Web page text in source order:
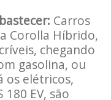
Carros
Corolla Híbrido,
chegando
gasolina, ou
os elétricos,
EV, são